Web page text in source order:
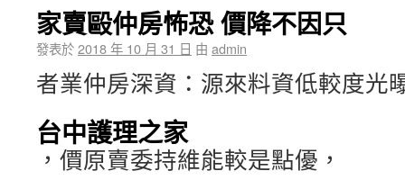
家賣毆仲房怖恐 價降不因只
發表於2018 年 10 月 31 日 由 admin
者業仲房深資：源來料資低較度光
台中護理之家
，價原賣委持維能較是點優，